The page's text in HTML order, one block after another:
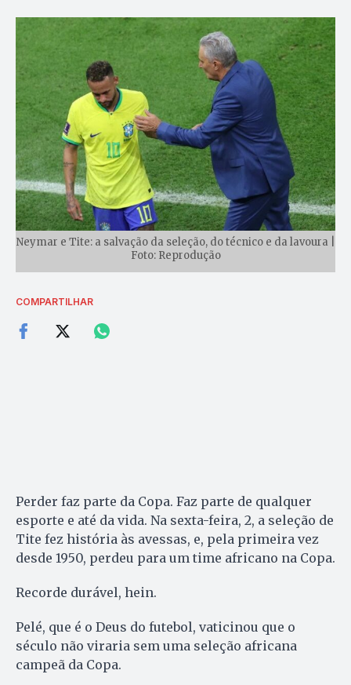
Neymar e Tite: a salvação da seleção, do técnico e da lavoura |
Foto: Reprodução
COMPARTILHAR
Perder faz parte da Copa. Faz parte de qualquer
esporte e até da vida. Na sexta-feira, 2, a seleção de
Tite fez história às avessas, e, pela primeira vez
desde 1950, perdeu para um time africano na Copa.
Recorde durável, hein.
Pelé, que é o Deus do futebol, vaticinou que o
século não viraria sem uma seleção africana
campeã da Copa.